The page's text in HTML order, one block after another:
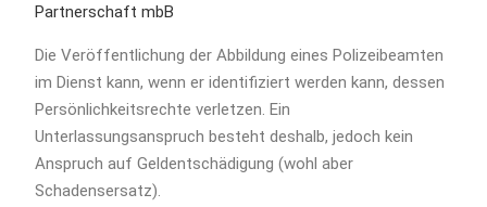
Partnerschaft mbB
Die Veröffentlichung der Abbildung eines Polizeibeamten
im Dienst kann, wenn er identifiziert werden kann, dessen
Persönlichkeitsrechte verletzen. Ein
Unterlassungsanspruch besteht deshalb, jedoch kein
Anspruch auf Geldentschädigung (wohl aber
Schadensersatz).